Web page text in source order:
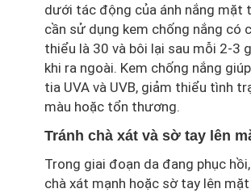
dưới tác động của ánh nắng mặt
cần sử dụng kem chống nắng có
thiểu là 30 và bôi lại sau mỗi 2-3
khi ra ngoài. Kem chống nắng
tia UVA và UVB, giảm thiểu tình
màu hoặc tổn thương.
Tránh chà xát và sờ tay lên
Trong giai đoạn da đang phục
chà xát mạnh hoặc sờ tay lên